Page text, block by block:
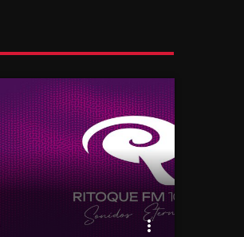
more_vert